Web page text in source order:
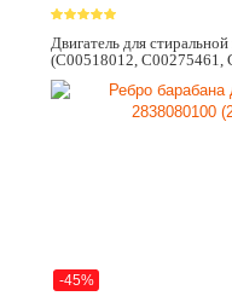
Двигатель для
(C00518012, C00275461,
-45%